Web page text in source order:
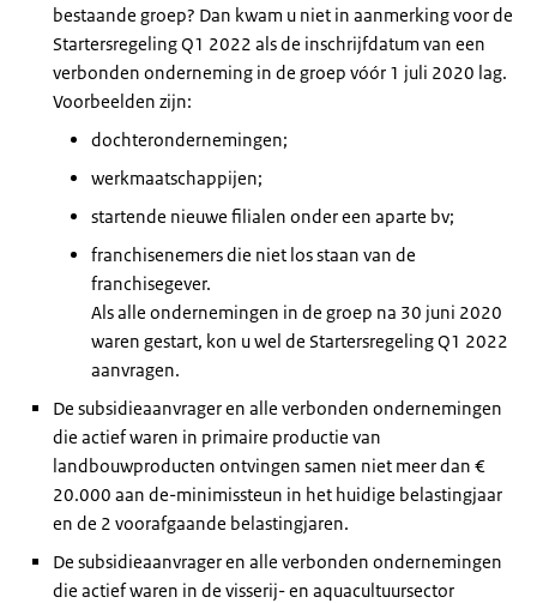
bestaande groep? Dan kwam u niet in aanmerking voor de
Startersregeling Q1 2022 als de inschrijfdatum van een
verbonden onderneming in de groep vóór 1 juli 2020 lag.
Voorbeelden zijn:
dochterondernemingen;
werkmaatschappijen;
startende nieuwe filialen onder een aparte bv;
franchisenemers die niet los staan van de
franchisegever.
Als alle ondernemingen in de groep na 30 juni 2020
waren gestart, kon u wel de Startersregeling Q1 2022
aanvragen.
De subsidieaanvrager en alle verbonden ondernemingen
die actief waren in primaire productie van
landbouwproducten ontvingen samen niet meer dan €
20.000 aan de-minimissteun in het huidige belastingjaar
en de 2 voorafgaande belastingjaren.
De subsidieaanvrager en alle verbonden ondernemingen
die actief waren in de visserij- en aquacultuursector